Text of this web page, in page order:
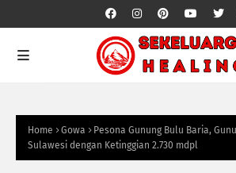
Home Gowa
Pesona Gunung Bulu Baria,
Sulawesi dengan Ketinggian 2.730 mdpl